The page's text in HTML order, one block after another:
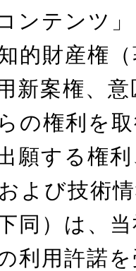
ンテンツ
的財産権
新案権、
の権利を
願する権
よび技術
同）は、
利用許諾